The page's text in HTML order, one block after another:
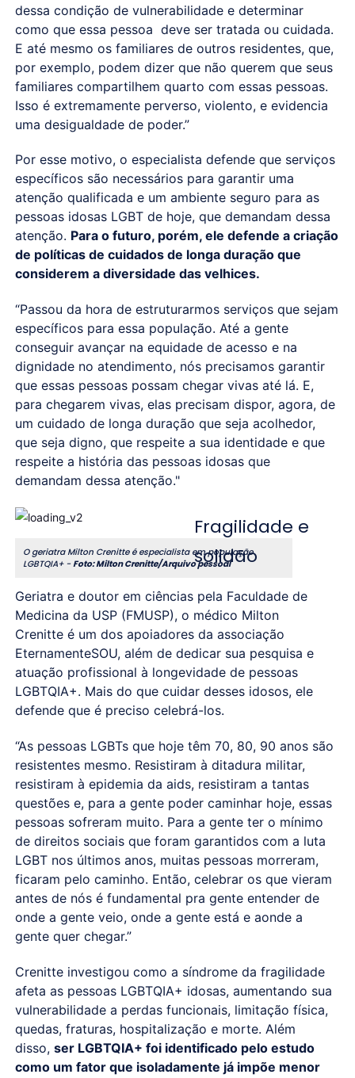
dessa condição de vulnerabilidade e determinar
como que essa pessoa deve ser tratada ou cuidada.
E até mesmo os familiares de outros residentes, que,
por exemplo, podem dizer que não querem que seus
familiares compartilhem quarto com essas pessoas.
Isso é extremamente perverso, violento, e evidencia
uma desigualdade de poder.”
Por esse motivo, o especialista defende que serviços
específicos são necessários para garantir uma
atenção qualificada e um ambiente seguro para as
pessoas idosas LGBT de hoje, que demandam dessa
atenção. Para o futuro, porém, ele defende a criação
de políticas de cuidados de longa duração que
considerem a diversidade das velhices.
“Passou da hora de estruturarmos serviços que sejam
específicos para essa população. Até a gente
conseguir avançar na equidade de acesso e na
dignidade no atendimento, nós precisamos garantir
que essas pessoas possam chegar vivas até lá. E,
para chegarem vivas, elas precisam dispor, agora, de
um cuidado de longa duração que seja acolhedor,
que seja digno, que respeite a sua identidade e que
respeite a história das pessoas idosas que
demandam dessa atenção."
O geriatra Milton Crenitte é especialista em população
LGBTQIA+ -Foto: Milton Crenitte/Arquivo pessoal
Fragilidade e
solidão
Geriatra e doutor em ciências pela Faculdade de
Medicina da USP (FMUSP), o médico Milton
Crenitte é um dos apoiadores da associação
EternamenteSOU, além de dedicar sua pesquisa e
atuação profissional à longevidade de pessoas
LGBTQIA+. Mais do que cuidar desses idosos, ele
defende que é preciso celebrá-los.
“As pessoas LGBTs que hoje têm 70, 80, 90 anos são
resistentes mesmo. Resistiram à ditadura militar,
resistiram à epidemia da aids, resistiram a tantas
questões e, para a gente poder caminhar hoje, essas
pessoas sofreram muito. Para a gente ter o mínimo
de direitos sociais que foram garantidos com a luta
LGBT nos últimos anos, muitas pessoas morreram,
ficaram pelo caminho. Então, celebrar os que vieram
antes de nós é fundamental pra gente entender de
onde a gente veio, onde a gente está e aonde a
gente quer chegar.”
Crenitte investigou como a síndrome da fragilidade
afeta as pessoas LGBTQIA+ idosas, aumentando sua
vulnerabilidade a perdas funcionais, limitação física,
quedas, fraturas, hospitalização e morte. Além
disso, ser LGBTQIA+ foi identificado pelo estudo
como um fator que isoladamente já impõe menor